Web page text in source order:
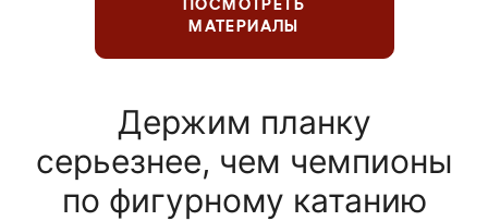
ПОСМОТРЕТЬ
МАТЕРИАЛЫ
Держим планку
серьезнее, чем чемпионы
по фигурному катанию